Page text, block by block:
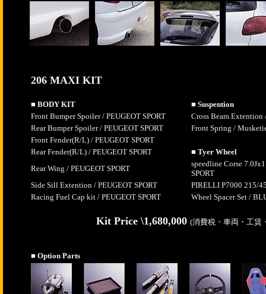
206 MAXI KIT
■ BODY KIT
■ Suspention
Front Bumper Spoiler / PEUGEOT SPORT
Cross Beam
Rear Bumper Spoiler / PEUGEOT SPORT
Front Spring /
Front Fender(R/L) / PEUGEOT SPORT
Rear Fender(R/L) / PEUGEOT SPORT
■ Tyer Wheel
Rear Wing / PEUGEOT SPORT
speedline Corse
SPORT
Side Sill Extention / PEUGEOT SPORT
PIRELLI P7000 215/
Racing Fuel Cap kit / PEUGEOT SPORT
Wheel Spacer Set /
Kit Price \1,680,000 (消費税・車両・工賃
■ Option Parts